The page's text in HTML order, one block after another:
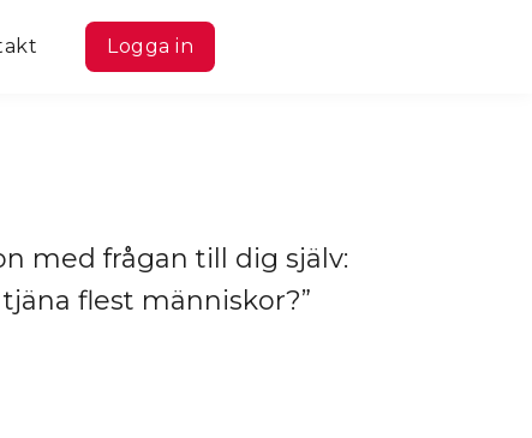
Logga in
med frågan till dig själv:
flest människor?”